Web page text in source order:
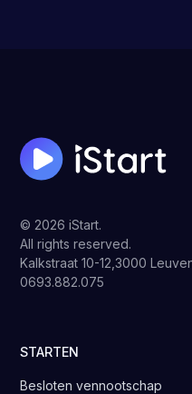
STARTEN
Besloten vennootschap
© 2026 iStart.
All rights reserved.
Kalkstraat 10-12,3000
0693.882.075